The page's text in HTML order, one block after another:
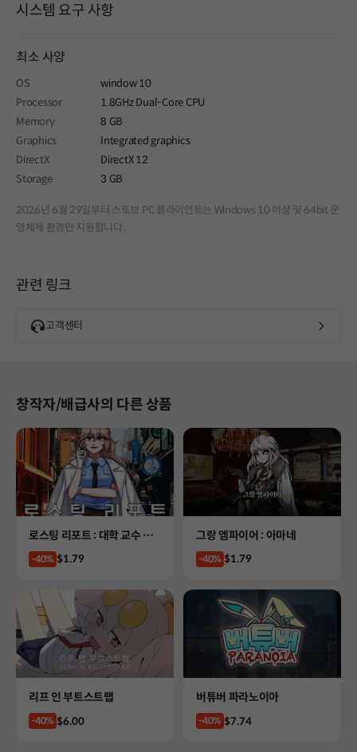
시스템 요구 사항
최소 사양
OS
window 10
Processor
1.8GHz Dual-Core CPU
Memory
8 GB
Graphics
Integrated graphics
DirectX
DirectX 12
Storage
3 GB
2026년 6월 29일부터 스토브 PC 클라이언트는 Windows 10 이상 및 64bit 운
영체제 환경만 지원합니다.
관련 링크
고객센터
창작자/배급사의 다른 상품
Product
로스팅 리포트 : 대학 교수 살
인사건
-40% Price
$1.79
Product
그랑 엠파이어 : 아마네
-40% Price
$1.79
Product
리프 인 부트스트랩
-40% Price
$6.00
Product
버튜버 파라노이아
-40% Price
$7.74